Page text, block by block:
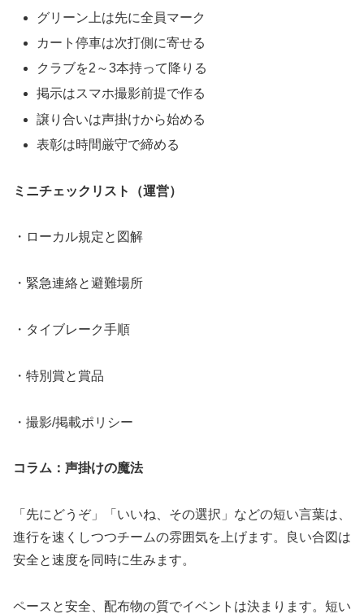
グリーン上は先に全員マーク
カート停車は次打側に寄せる
クラブを2～3本持って降りる
掲示はスマホ撮影前提で作る
譲り合いは声掛けから始める
表彰は時間厳守で締める
ミニチェックリスト（運営）
・ローカル規定と図解
・緊急連絡と避難場所
・タイブレーク手順
・特別賞と賞品
・撮影/掲載ポリシー
コラム：声掛けの魔法
「先にどうぞ」「いいね、その選択」などの短い言葉は、
進行を速くしつつチームの雰囲気を上げます。良い合図は
安全と速度を同時に生みます。
ペースと安全、配布物の質でイベントは決まります。短い